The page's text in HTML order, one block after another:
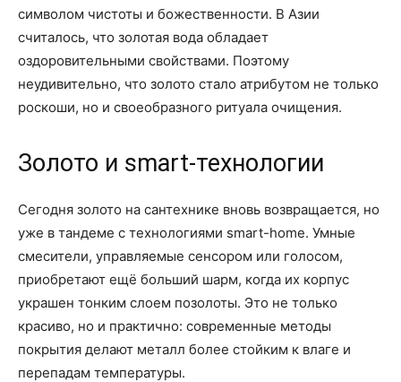
символом чистоты и божественности. В Азии
считалось, что золотая вода обладает
оздоровительными свойствами. Поэтому
неудивительно, что золото стало атрибутом не только
роскоши, но и своеобразного ритуала очищения.
Золото и smart-технологии
Сегодня золото на сантехнике вновь возвращается, но
уже в тандеме с технологиями smart-home. Умные
смесители, управляемые сенсором или голосом,
приобретают ещё больший шарм, когда их корпус
украшен тонким слоем позолоты. Это не только
красиво, но и практично: современные методы
покрытия делают металл более стойким к влаге и
перепадам температуры.